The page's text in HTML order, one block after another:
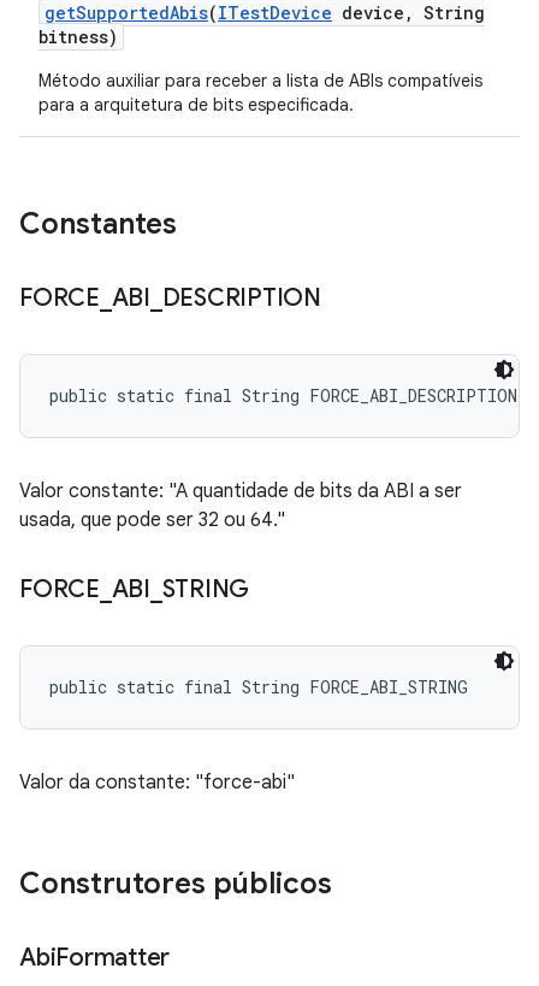
getSupportedAbis(ITestDevice device , String
bitness)
Método auxiliar para receber a lista de ABIs compatíveis
para a arquitetura de bits especificada.
Constantes
FORCE ABI DESCRIPTION
public static final String FORCE_ABI_DESCRIPTION
Valor constante: "A quantidade de bits da ABI a ser
usada, que pode ser 32 ou 64."
FORCE ABI STRING
public static final String FORCE_ABI_STRING
Valor da constante: "force-abi"
Construtores públicos
AbiFormatter